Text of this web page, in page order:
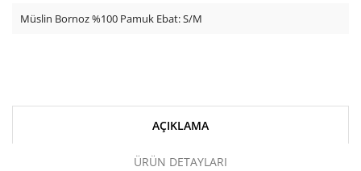
Müslin Bornoz %100 Pamuk Ebat: S/M
AÇIKLAMA
ÜRÜN DETAYLARI